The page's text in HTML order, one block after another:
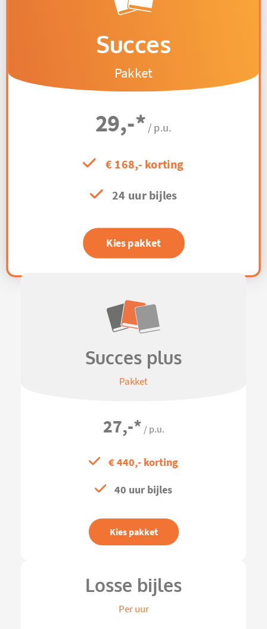
Succes
Pakket
29,-* / p.u.
€ 168,- korting
24 uur bijles
Kies pakket
Succes plus
Pakket
27,-* / p.u.
€ 440,- korting
40 uur bijles
Kies pakket
Losse bijles
Per uur